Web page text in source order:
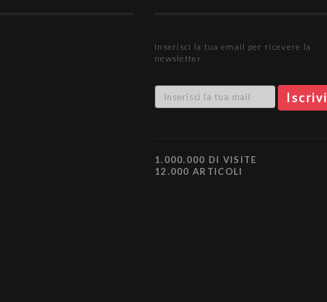
Inserisci la tua email per ricevere la
newsletter
1.000.000 DI VISITE
12.000 ARTICOLI